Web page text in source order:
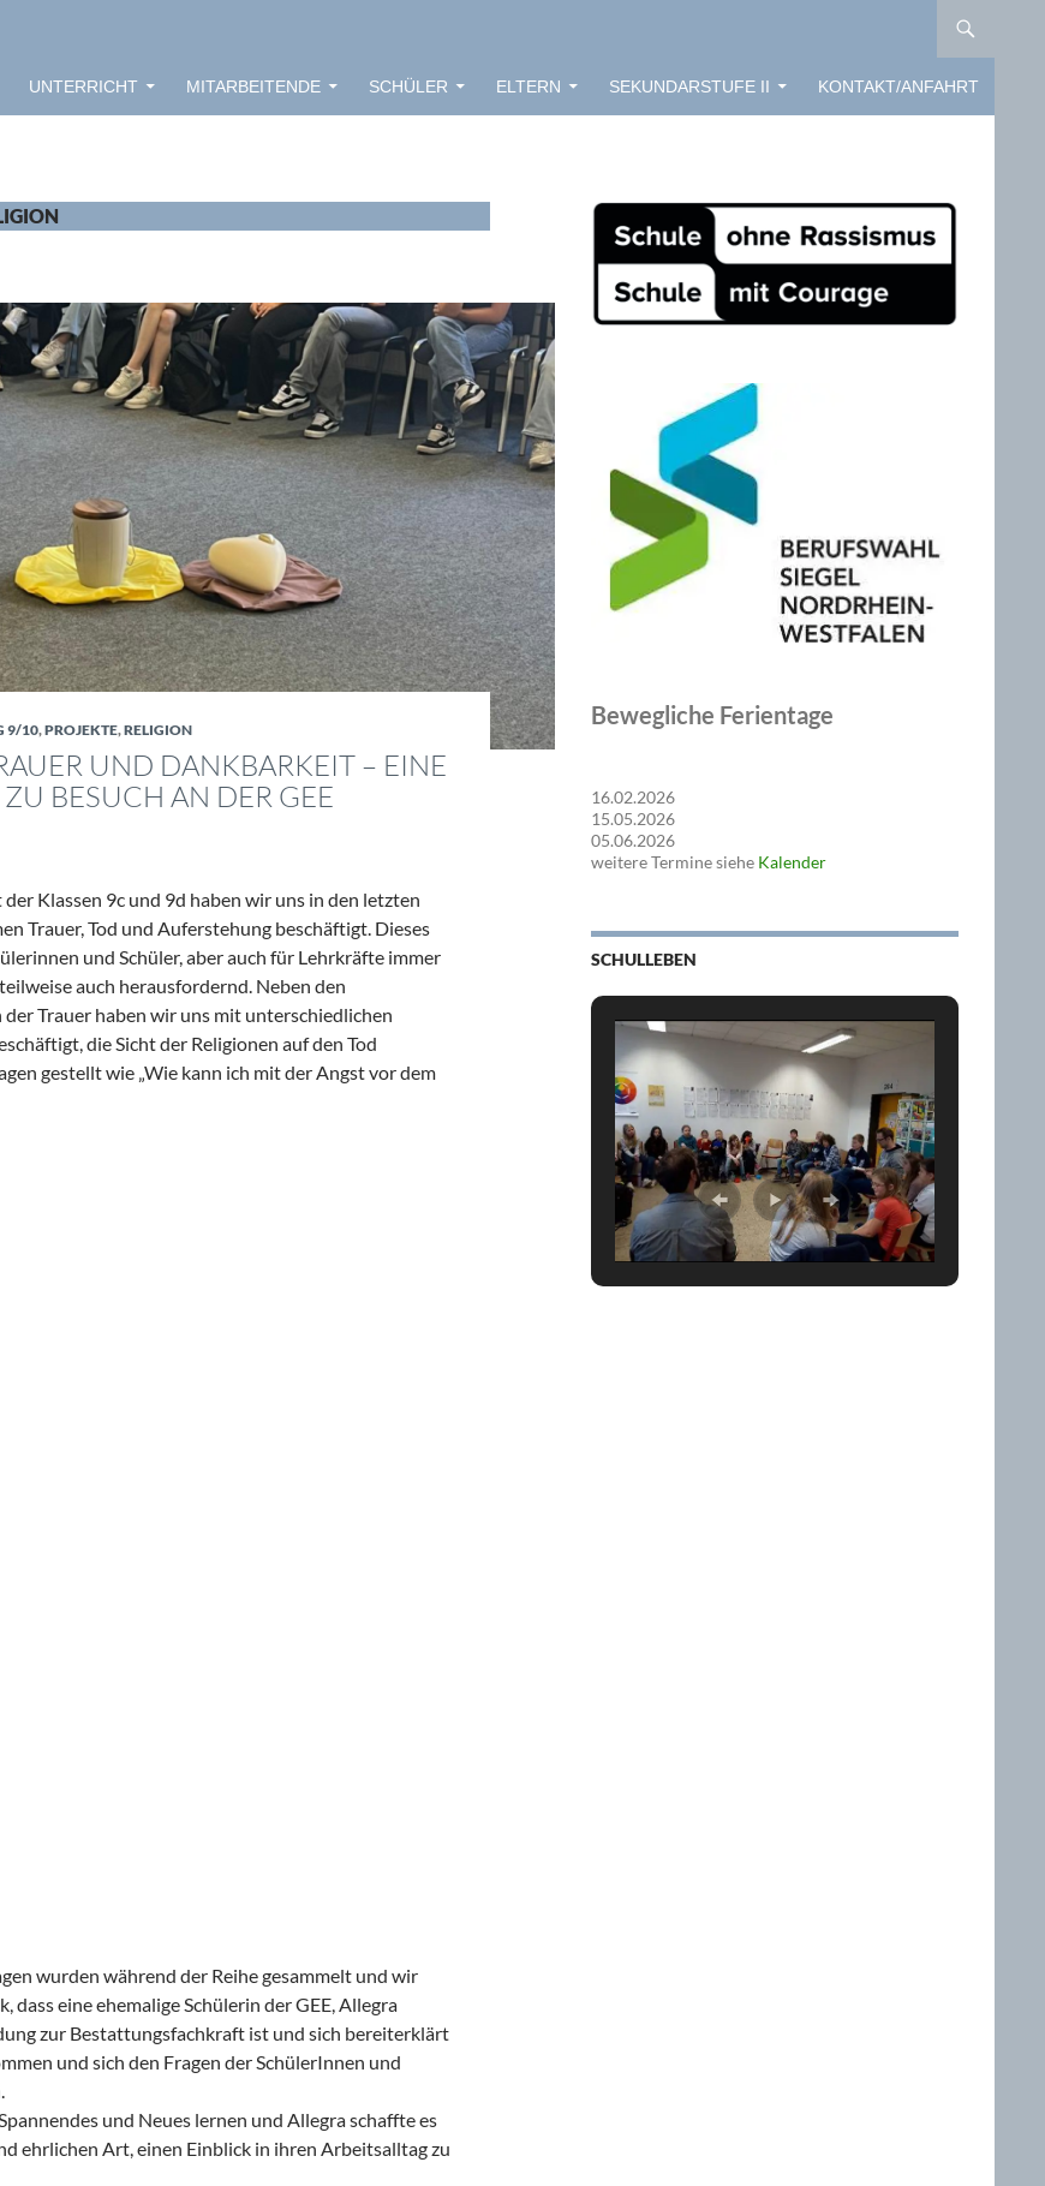
UNTERRICHT MITARBEITENDE SCHÜLER ELTERN SEKUNDARSTUFE II KONTAKT/ANFAHRT
9/10,PROJEKTE,RELIGION
UND DANKBARKEIT – EINE
BESUCH AN DER GEE
Klassen 9c und 9d haben wir uns in den letzten
Trauer, Tod und Auferstehung beschäftigt. Dieses
und Schüler, aber auch für Lehrkräfte immer
auch herausfordernd. Neben den
der Trauer haben wir uns mit unterschiedlichen
die Sicht der Religionen auf den Tod
gestellt wie „Wie kann ich mit der Angst vor dem
wurden während der Reihe gesammelt und wir
dass eine ehemalige Schülerin der GEE, Allegra
zur Bestattungsfachkraft ist und sich bereiterklärt
und sich den Fragen der SchülerInnen und
und Neues lernen und Allegra schaffte es
ehrlichen Art, einen Einblick in ihren Arbeitsalltag zu
Bewegliche Ferientage
16.02.2026
15.05.2026
05.06.2026
weitere Termine siehe Kalender
SCHULLEBEN